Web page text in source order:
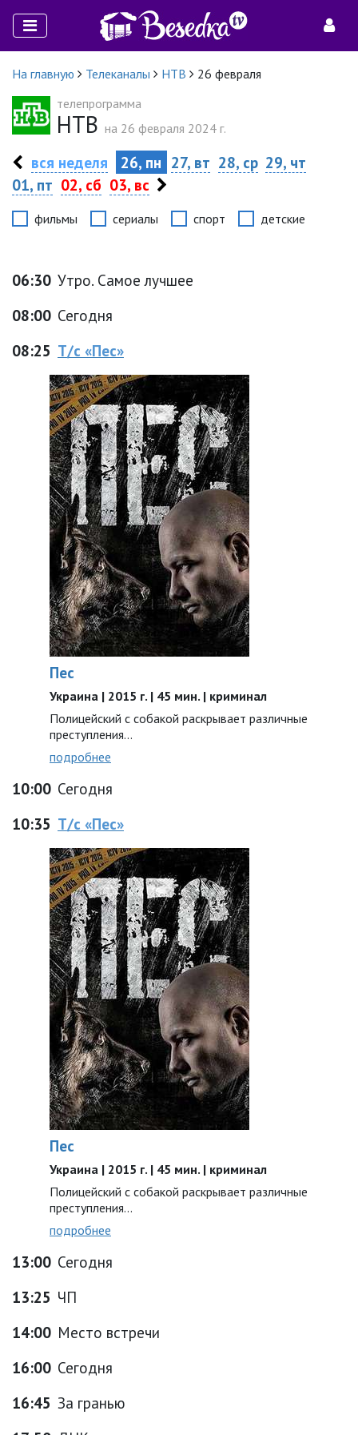
На главную Телеканалы НТВ
26 февраля
телепрограмма
НТВ на 26 февраля 2024 г.
вся неделя 26, пн 27, вт 28, ср 29, чт
01, пт 02, сб 03, вс
фильмы сериалы спорт детские
06:30 Утро. Самое лучшее
08:00 Сегодня
08:25 Т/с «Пес»
Пес
Украина | 2015 г. | 45 мин. | криминал
Полицейский с собакой раскрывает различные
преступления...
подробнее
10:00 Сегодня
10:35 Т/с «Пес»
Пес
Украина | 2015 г. | 45 мин. | криминал
Полицейский с собакой раскрывает различные
преступления...
подробнее
13:00 Сегодня
13:25 ЧП
14:00 Место встречи
16:00 Сегодня
16:45 За гранью